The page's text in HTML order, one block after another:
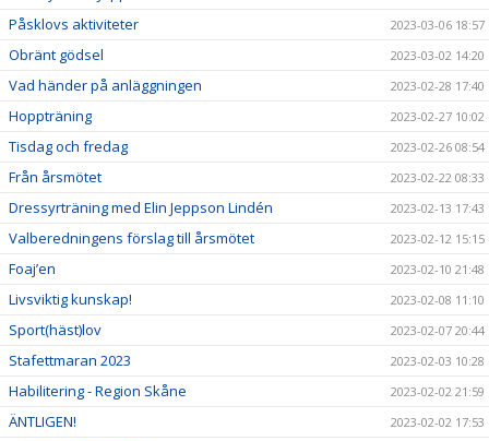
Påsklovs aktiviteter 2023-03-06 18:57
Obränt gödsel 2023-03-02 14:20
Vad händer på anläggningen 2023-02-28 17:40
Hoppträning 2023-02-27 10:02
Tisdag och fredag 2023-02-26 08:54
Från årsmötet 2023-02-22 08:33
Dressyrträning med Elin Jeppson Lindén 2023-02-13 17:43
Valberedningens förslag till årsmötet 2023-02-12 15:15
Foaj’en 2023-02-10 21:48
Livsviktig kunskap! 2023-02-08 11:10
Sport(häst)lov 2023-02-07 20:44
Stafettmaran 2023 2023-02-03 10:28
Habilitering - Region Skåne 2023-02-02 21:59
ÄNTLIGEN! 2023-02-02 17:53